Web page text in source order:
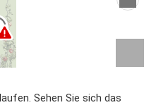
Sehen Sie sich das